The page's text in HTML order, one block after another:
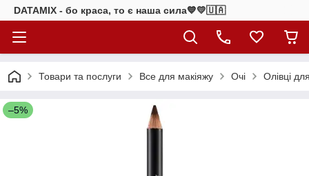
DATAMIX - бо краcа, то є наша сила​💙💛🇺🇦​
Товари та послуги Все для макіяжу Очі Олівці
–5%